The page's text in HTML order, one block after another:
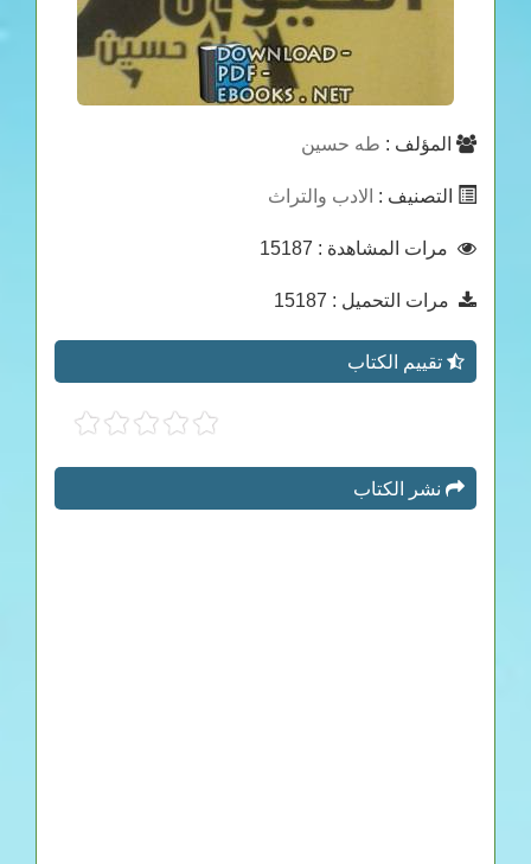
المؤلف : طه حسين
التصنيف : الادب والتراث
مرات المشاهدة : 15187
مرات التحميل : 15187
تقييم الكتاب
نشر الكتاب